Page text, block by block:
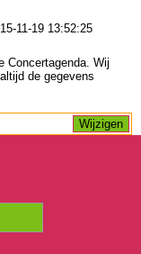
11-19 13:52:25
Concertagenda. Wij
de gegevens